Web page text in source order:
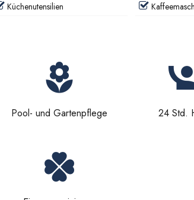
Küchenutensilien
Pool- und Gartenpflege 24 Std.